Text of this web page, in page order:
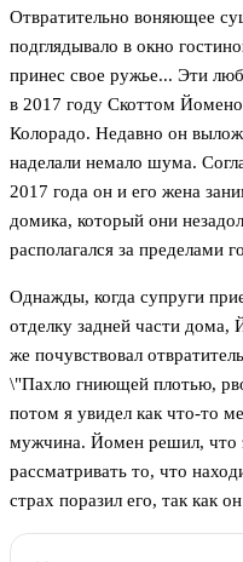
Отвратительно воняющее
подглядывало в окно
принес свое ружье... Эти
в 2017 году Скоттом
Колорадо. Недавно он
наделали немало шума.
2017 года он и его жена
домика, который они
располагался за пределами
Однажды, когда супруги
отделку задней части дома,
же почувствовал
\"Пахло гниющей плотью,
потом я увидел как что-то
мужчина. Йомен решил, что
рассматривать то, что
страх поразил его, так как